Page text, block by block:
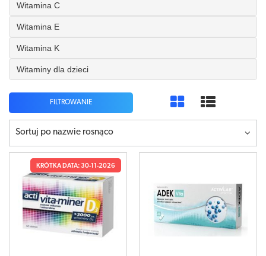
Witamina C
Witamina E
Witamina K
Witaminy dla dzieci
FILTROWANIE
Sortuj po nazwie rosnąco
KRÓTKA DATA: 30-11-2026